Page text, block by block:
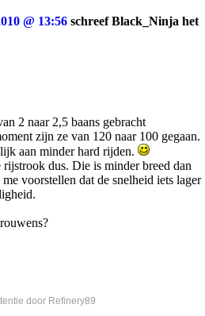
@ 13:56 schreef Black_Ninja het
2 naar 2,5 baans gebracht
zijn ze van 120 naar 100 gegaan.
aan minder hard rijden.
dus. Die is minder breed dan
voorstellen dat de snelheid iets lager
door Refinery89